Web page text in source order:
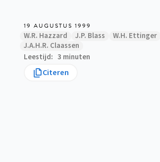
19 AUGUSTUS 1999
W.R. Hazzard J.P. Blass W.H. Ettinger
J.A.H.R. Claassen
Leestijd
3 minuten
Citeren